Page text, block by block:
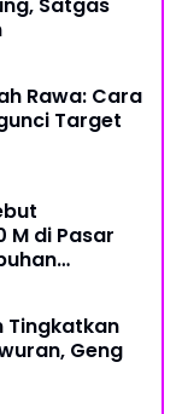
Satgas
Rawa: Cara
Target
M di Pasar
Tingkatkan
Geng